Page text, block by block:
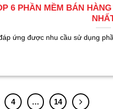
6 PHẦN MỀM BÁN
ứng được nhu cầu sử dụng
4 … 14